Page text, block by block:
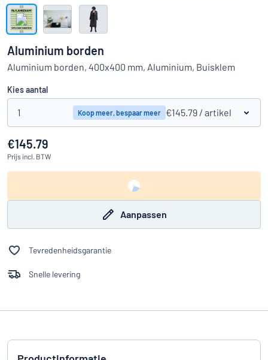
Kun je niet vinden wat je zoekt? Ontwerp uw bord hier
Toon alle categorieën
Inloggen
Klantenservice
Consument Bedrijf
Aluminium borden
Aluminium borden, 400x400 mm, Aluminium, Buisklem
Kies aantal
1 Koop meer, bespaar meer €145.79 / artikel
€145.79
Prijs incl. BTW
Aanpassen
Tevredenheidsgarantie
Snelle levering